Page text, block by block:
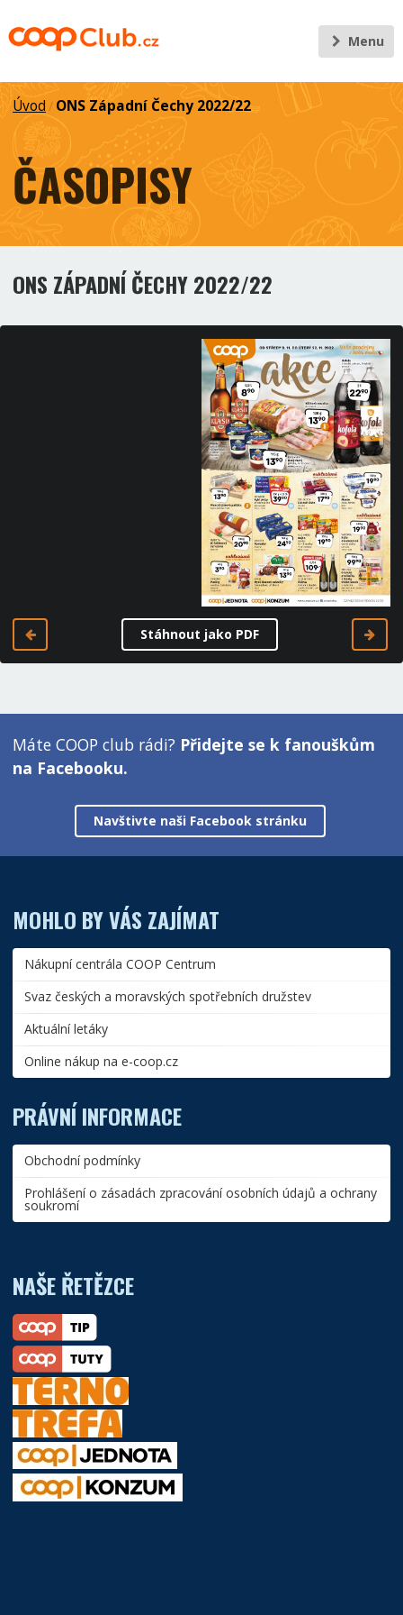
Menu
Úvod / ONS Západní Čechy 2022/22
ČASOPISY
ONS ZÁPADNÍ ČECHY 2022/22
Stáhnout jako PDF
Máte COOP club rádi? Přidejte se k fanouškům
na Facebooku.
Navštivte naši Facebook stránku
MOHLO BY VÁS ZAJÍMAT
Nákupní centrála COOP Centrum
Svaz českých a moravských spotřebních družstev
Aktuální letáky
Online nákup na e-coop.cz
PRÁVNÍ INFORMACE
Obchodní podmínky
Prohlášení o zásadách zpracování osobních údajů a ochrany
soukromí
NAŠE ŘETĚZCE